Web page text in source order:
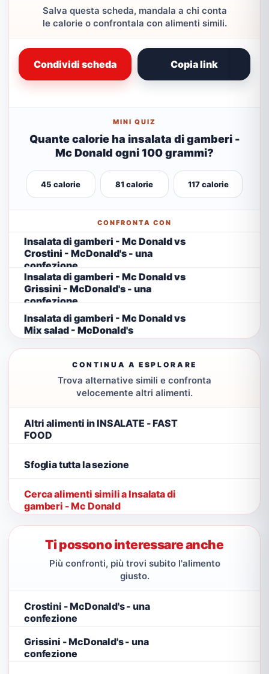
Salva questa scheda, mandala a chi conta
le calorie o confrontala con alimenti simili.
Condividi scheda Copia link
MINI QUIZ
Quante calorie ha insalata di gamberi -
Mc Donald ogni 100 grammi?
45 calorie 81 calorie 117 calorie
CONFRONTA CON
Insalata di gamberi - Mc Donald vs
Crostini - McDonald's - una
confezione
Insalata di gamberi - Mc Donald vs
Grissini - McDonald's - una
confezione
Insalata di gamberi - Mc Donald vs
Mix salad - McDonald's
CONTINUA A ESPLORARE
Trova alternative simili e confronta
velocemente altri alimenti.
Altri alimenti in INSALATE - FAST
FOOD
Sfoglia tutta la sezione
Cerca alimenti simili a Insalata di
gamberi - Mc Donald
Ti possono interessare anche
Più confronti, più trovi subito l'alimento
giusto.
Crostini - McDonald's - una
confezione
Grissini - McDonald's - una
confezione